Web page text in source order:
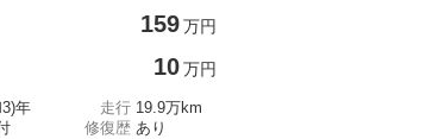
159万円
10万円
年 走行 19.9万km
修復歴 あり